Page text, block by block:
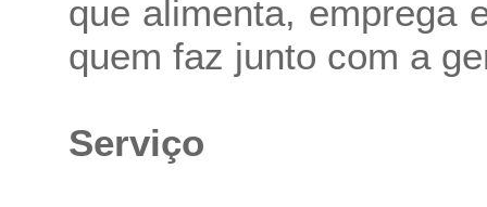
que alimenta, emprega
quem faz junto com a
Serviço